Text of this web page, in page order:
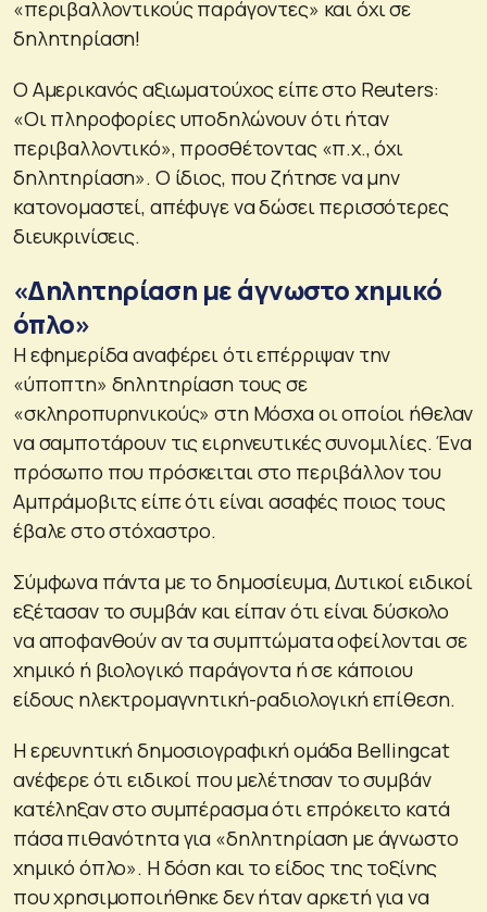
«περιβαλλοντικούς παράγοντες» και όχι σε
δηλητηρίαση!
Ο Αμερικανός αξιωματούχος είπε στο Reuters:
«Οι πληροφορίες υποδηλώνουν ότι ήταν
περιβαλλοντικό», προσθέτοντας «π.χ., όχι
δηλητηρίαση». Ο ίδιος, που ζήτησε να μην
κατονομαστεί, απέφυγε να δώσει περισσότερες
διευκρινίσεις.
«Δηλητηρίαση με άγνωστο χημικό
όπλο»
Η εφημερίδα αναφέρει ότι επέρριψαν την
«ύποπτη» δηλητηρίαση τους σε
«σκληροπυρηνικούς» στη Μόσχα οι οποίοι ήθελαν
να σαμποτάρουν τις ειρηνευτικές συνομιλίες. Ένα
πρόσωπο που πρόσκειται στο περιβάλλον του
Αμπράμοβιτς είπε ότι είναι ασαφές ποιος τους
έβαλε στο στόχαστρο.
Σύμφωνα πάντα με το δημοσίευμα, Δυτικοί ειδικοί
εξέτασαν το συμβάν και είπαν ότι είναι δύσκολο
να αποφανθούν αν τα συμπτώματα οφείλονται σε
χημικό ή βιολογικό παράγοντα ή σε κάποιου
είδους ηλεκτρομαγνητική-ραδιολογική επίθεση.
Η ερευνητική δημοσιογραφική ομάδα Bellingcat
ανέφερε ότι ειδικοί που μελέτησαν το συμβάν
κατέληξαν στο συμπέρασμα ότι επρόκειτο κατά
πάσα πιθανότητα για «δηλητηρίαση με άγνωστο
χημικό όπλο». Η δόση και το είδος της τοξίνης
που χρησιμοποιήθηκε δεν ήταν αρκετή για να